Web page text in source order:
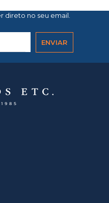
direto no seu email.